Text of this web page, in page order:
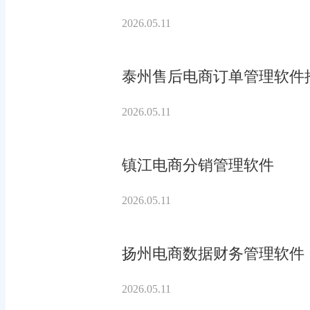
2026.05.11
泰州售后电商订单管理软件
2026.05.11
镇江电商分销管理软件
2026.05.11
扬州电商数据财务管理软件
2026.05.11